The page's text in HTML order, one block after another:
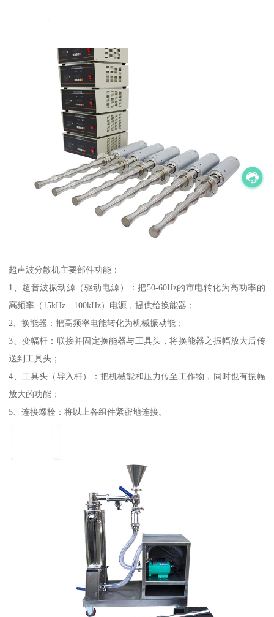
超声波分散机主要部件功能：
1、超音波振动源（驱动电源）：把50-60Hz的市电转化为高功率的
高频率（15kHz—100kHz）电源，提供给换能器；
2、换能器：把高频率电能转化为机械振动能；
3、变幅杆：联接并固定换能器与工具头，将换能器之振幅放大后传
送到工具头；
4、工具头（导入杆）：把机械能和压力传至工作物，同时也有振幅
放大的功能；
5、连接螺栓：将以上各组件紧密地连接。